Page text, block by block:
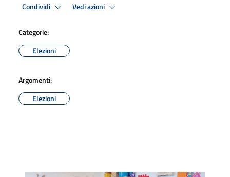
Condividi Vedi azioni
Categorie:
Elezioni
Argomenti:
Elezioni